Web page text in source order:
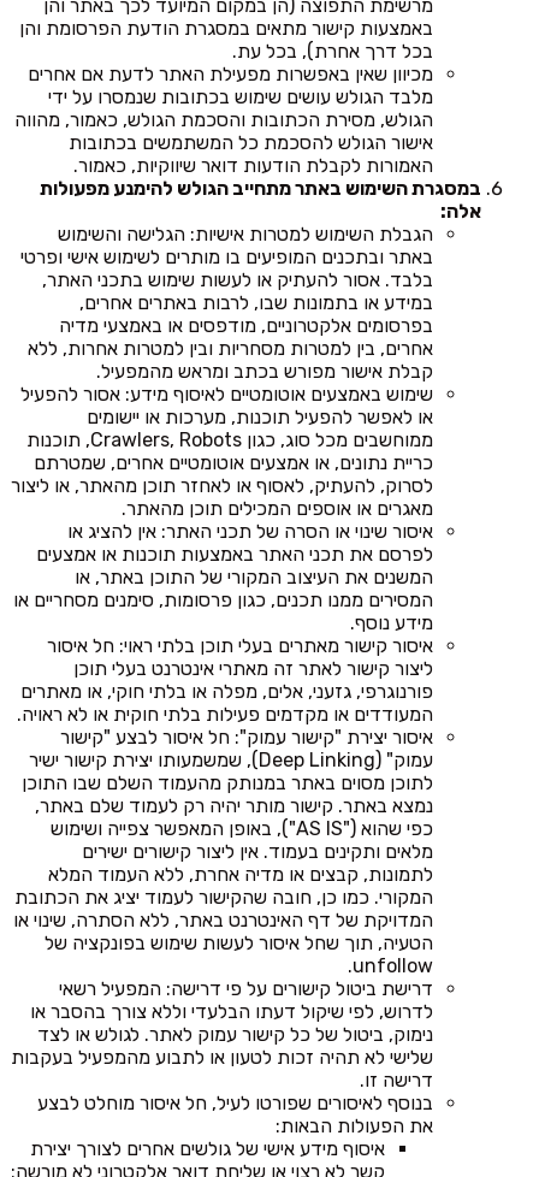
מרשימת התפוצה (הן במקום המיועד לכך באתר והן
באמצעות קישור מתאים במסגרת הודעת הפרסומת והן
בכל דרך אחרת), בכל עת.
מכיוון שאין באפשרות מפעילת האתר לדעת אם אחרים
מלבד הגולש עושים שימוש בכתובות שנמסרו על ידי
הגולש, מסירת הכתובות והסכמת הגולש, כאמור, מהווה
אישור הגולש להסכמת כל המשתמשים בכתובות
האמורות לקבלת הודעות דואר שיווקיות, כאמור.
במסגרת השימוש באתר מתחייב הגולש להימנע מפעולות
אלה:
הגבלת השימוש למטרות אישיות: הגלישה והשימוש
באתר ובתכנים המופיעים בו מותרים לשימוש אישי ופרטי
בלבד. אסור להעתיק או לעשות שימוש בתכני האתר,
במידע או בתמונות שבו, לרבות באתרים אחרים,
בפרסומים אלקטרוניים, מודפסים או באמצעי מדיה
אחרים, בין למטרות מסחריות ובין למטרות אחרות, ללא
קבלת אישור מפורש בכתב ומראש מהמפעיל.
שימוש באמצעים אוטומטיים לאיסוף מידע: אסור להפעיל
או לאפשר להפעיל תוכנות, מערכות או יישומים
ממוחשבים מכל סוג, כגון Crawlers, Robots, תוכנות
כריית נתונים, או אמצעים אוטומטיים אחרים, שמטרתם
לסרוק, להעתיק, לאסוף או לאחזר תוכן מהאתר, או ליצור
מאגרים או אוספים המכילים תוכן מהאתר.
איסור שינוי או הסרה של תכני האתר: אין להציג או
לפרסם את תכני האתר באמצעות תוכנות או אמצעים
המשנים את העיצוב המקורי של התוכן באתר, או
המסירים ממנו תכנים, כגון פרסומות, סימנים מסחריים או
מידע נוסף.
איסור קישור מאתרים בעלי תוכן בלתי ראוי: חל איסור
ליצור קישור לאתר זה מאתרי אינטרנט בעלי תוכן
פורנוגרפי, גזעני, אלים, מפלה או בלתי חוקי, או מאתרים
המעודדים או מקדמים פעילות בלתי חוקית או לא ראויה.
איסור יצירת "קישור עמוק": חל איסור לבצע "קישור
עמוק" (Deep Linking), שמשמעותו יצירת קישור ישיר
לתוכן מסוים באתר במנותק מהעמוד השלם שבו התוכן
נמצא באתר. קישור מותר יהיה רק לעמוד שלם באתר,
כפי שהוא ("AS IS"), באופן המאפשר צפייה ושימוש
מלאים ותקינים בעמוד. אין ליצור קישורים ישירים
לתמונות, קבצים או מדיה אחרת, ללא העמוד המלא
המקורי. כמו כן, חובה שהקישור לעמוד יציג את הכתובת
המדויקת של דף האינטרנט באתר, ללא הסתרה, שינוי או
הטעיה, תוך שחל איסור לעשות שימוש בפונקציה של
unfollow.
דרישת ביטול קישורים על פי דרישה: המפעיל רשאי
לדרוש, לפי שיקול דעתו הבלעדי וללא צורך בהסבר או
נימוק, ביטול של כל קישור עמוק לאתר. לגולש או לצד
שלישי לא תהיה זכות לטעון או לתבוע מהמפעיל בעקבות
דרישה זו.
בנוסף לאיסורים שפורטו לעיל, חל איסור מוחלט לבצע
את הפעולות הבאות:
איסוף מידע אישי של גולשים אחרים לצורך יצירת
קשר לא רצוי או שליחת דואר אלקטרוני לא מורשה;